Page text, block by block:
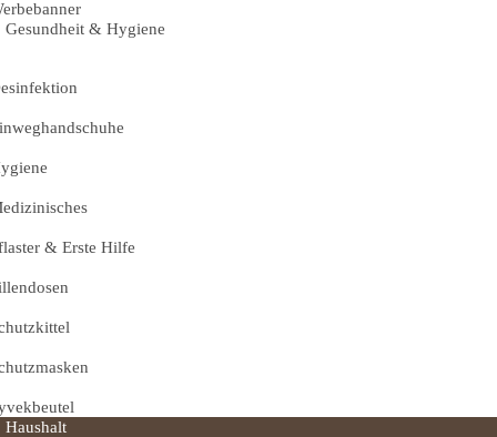
Gesundheit & Hygiene
& Erste Hilfe
Haushalt